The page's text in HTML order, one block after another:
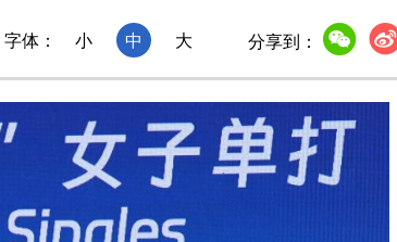
字体： 小 中 大 分享到：